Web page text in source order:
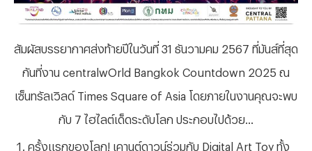
สัมผัสบรรยากาศส่งท้ายปีในวันที่ 31 ธันวามคม 2567 ที่มันส์ที่สุด
กันที่งาน centralwOrld Bangkok Countdown 2025 ณ
เซ็นทรัลเวิลด์ Times Square of Asia โดยภายในงานคุณจะพบ
กับ 7 ไฮไลต์เด็ดระดับโลก ประกอบไปด้วย...
ครั้งแรกของโลก! เคานต์ดาวน์ร่วมกับ Digital Art Toy ทั้ง